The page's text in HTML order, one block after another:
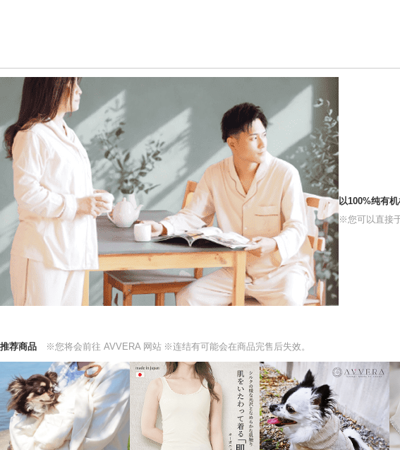
以100%纯有
※您可以直接
推荐商品 ※您将会前往 AVVERA 网站 ※连结有可能会在商品完售后失效。